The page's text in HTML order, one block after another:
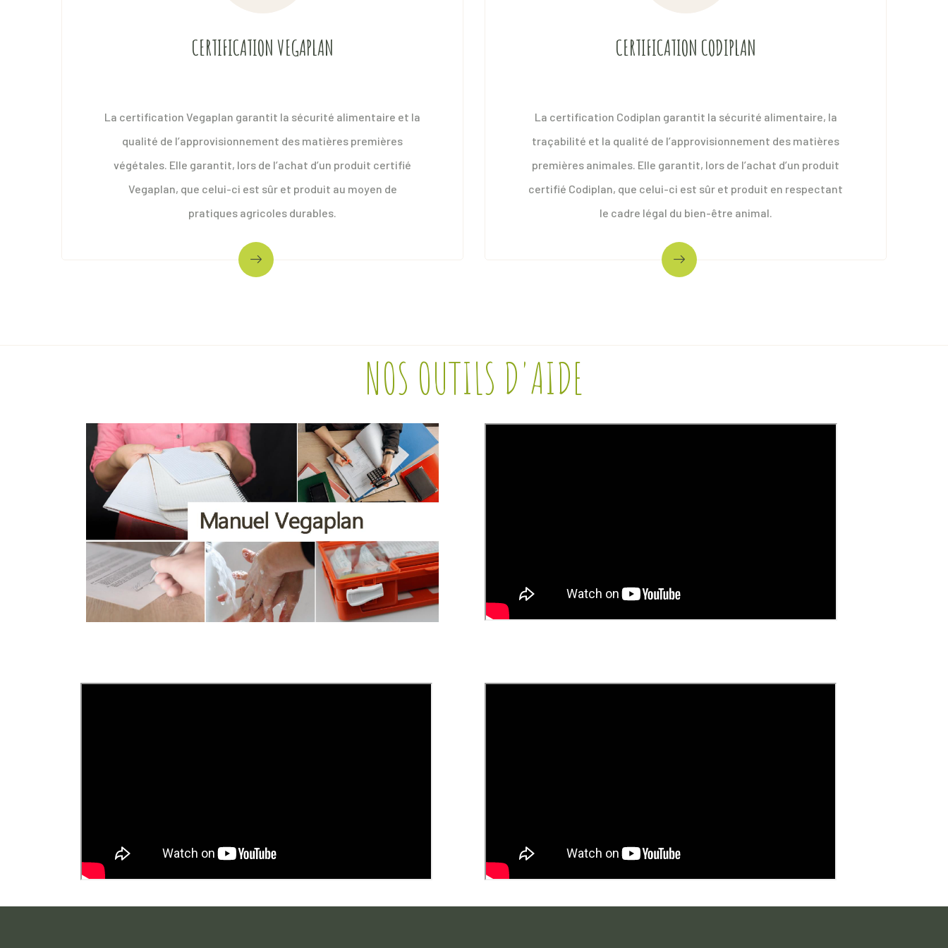
Consulter
CERTIFICATION VEGAPLAN
La certification Vegaplan garantit la sécurité alimentaire et la
qualité de l’approvisionnement des matières premières
végétales. Elle garantit, lors de l’achat d’un produit certifié
Vegaplan, que celui-ci est sûr et produit au moyen de
pratiques agricoles durables.
CERTIFICATION CODIPLAN
La certification Codiplan garantit la sécurité alimentaire, la
traçabilité et la qualité de l’approvisionnement des matières
premières animales. Elle garantit, lors de l’achat d’un produit
certifié Codiplan, que celui-ci est sûr et produit en respectant
le cadre légal du bien-être animal.
NOS OUTILS D'AIDE